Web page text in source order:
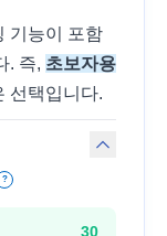
기능이 포함
. 즉, 초보자용
선택입니다.
?
30